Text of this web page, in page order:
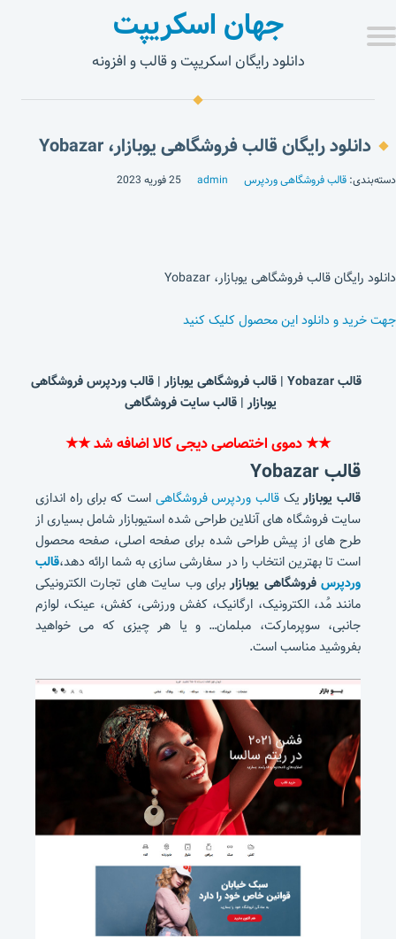
جهان اسکریپت
دانلود رایگان اسکریپت و قالب و افزونه
دانلود رایگان قالب فروشگاهی یوبازار، Yobazar
دسته‌بندی: قالب فروشگاهی وردپرس admin 25 فوریه 2023
دانلود رایگان قالب فروشگاهی یوبازار، Yobazar
جهت خرید و دانلود این محصول کلیک کنید
قالب Yobazar | قالب فروشگاهی یوبازار | قالب وردپرس فروشگاهی
یوبازار | قالب سایت فروشگاهی
★★دموی اختصاصی دیجی کالا اضافه شد★
★
قالب Yobazar
قالب یوبازاریکقالب وردپرس فروشگاهی است که برای راه اندازی
سایت فروشگاه های آنلاین طراحی شده استیوبازار شامل بسیاری از
طرح های از پیش طراحی شده برای صفحه اصلی، صفحه محصول
است تا بهترین انتخاب را در سفارشی سازی به شما ارائه دهد،قالب
وردپرس فروشگاهی یوبازاربرای وب سایت های تجارت الکترونیکی
مانند مُد، الکترونیک، ارگانیک، کفش ورزشی، کفش، عینک، لوازم
جانبی، سوپرمارکت، مبلمان… و یا هر چیزی که می خواهید
بفروشید مناسب است.